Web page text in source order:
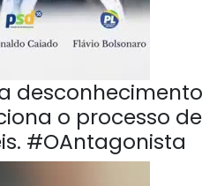
desconhecimento
o processo de
#OAntagonista